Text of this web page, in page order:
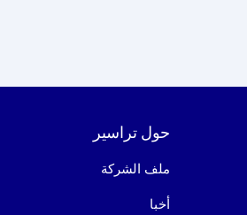
حول تراسير
ملف الشركة
أخبا